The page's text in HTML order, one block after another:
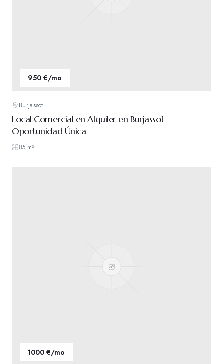
950 €/mo
Burjassot
Local Comercial en Alquiler en Burjassot -
Oportunidad Única
85 m²
1000 €/mo